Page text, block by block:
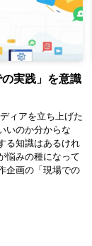
実践」を意識
ィアを立ち上げた
いのか分からな
る知識はあるけれ
悩みの種になって
企画の「現場での